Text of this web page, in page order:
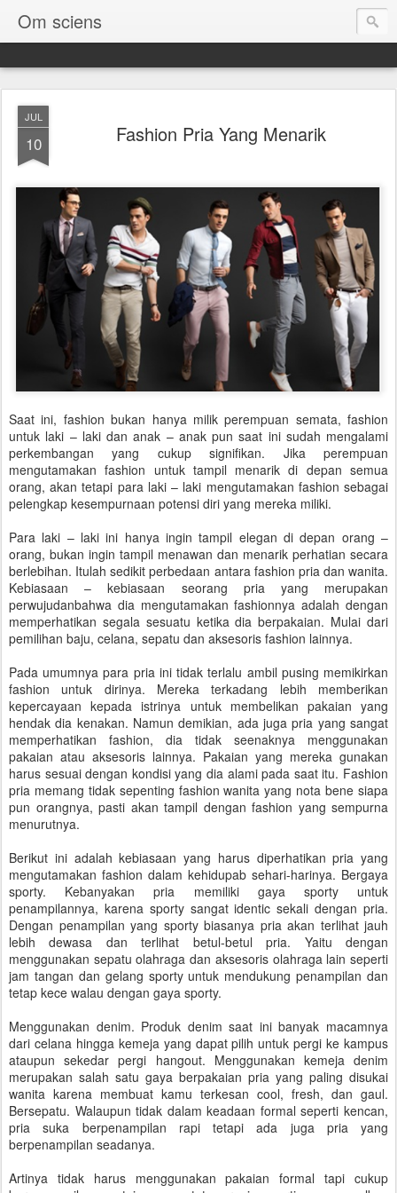
Om sciens
JUL
10 Fashion Pria Yang Menarik
Saat ini, fashion bukan hanya milik perempuan semata, fashion
untuk laki – laki dan anak – anak pun saat ini sudah mengalami
perkembangan yang cukup signifikan. Jika perempuan
mengutamakan fashion untuk tampil menarik di depan semua
orang, akan tetapi para laki – laki mengutamakan fashion sebagai
pelengkap kesempurnaan potensi diri yang mereka miliki.
Para laki – laki ini hanya ingin tampil elegan di depan orang –
orang, bukan ingin tampil menawan dan menarik perhatian secara
berlebihan. Itulah sedikit perbedaan antara fashion pria dan wanita.
Kebiasaan – kebiasaan seorang pria yang merupakan
perwujudanbahwa dia mengutamakan fashionnya adalah dengan
memperhatikan segala sesuatu ketika dia berpakaian. Mulai dari
pemilihan baju, celana, sepatu dan aksesoris fashion lainnya.
Pada umumnya para pria ini tidak terlalu ambil pusing memikirkan
fashion untuk dirinya. Mereka terkadang lebih memberikan
kepercayaan kepada istrinya untuk membelikan pakaian yang
hendak dia kenakan. Namun demikian, ada juga pria yang sangat
memperhatikan fashion, dia tidak seenaknya menggunakan
pakaian atau aksesoris lainnya. Pakaian yang mereka gunakan
harus sesuai dengan kondisi yang dia alami pada saat itu. Fashion
pria memang tidak sepenting fashion wanita yang nota bene siapa
pun orangnya, pasti akan tampil dengan fashion yang sempurna
menurutnya.
Berikut ini adalah kebiasaan yang harus diperhatikan pria yang
mengutamakan fashion dalam kehidupab sehari-harinya. Bergaya
sporty. Kebanyakan pria memiliki gaya sporty untuk
penampilannya, karena sporty sangat identic sekali dengan pria.
Dengan penampilan yang sporty biasanya pria akan terlihat jauh
lebih dewasa dan terlihat betul-betul pria. Yaitu dengan
menggunakan sepatu olahraga dan aksesoris olahraga lain seperti
jam tangan dan gelang sporty untuk mendukung penampilan dan
tetap kece walau dengan gaya sporty.
Menggunakan denim. Produk denim saat ini banyak macamnya
dari celana hingga kemeja yang dapat pilih untuk pergi ke kampus
ataupun sekedar pergi hangout. Menggunakan kemeja denim
merupakan salah satu gaya berpakaian pria yang paling disukai
wanita karena membuat kamu terkesan cool, fresh, dan gaul.
Bersepatu. Walaupun tidak dalam keadaan formal seperti kencan,
pria suka berpenampilan rapi tetapi ada juga pria yang
berpenampilan seadanya.
Artinya tidak harus menggunakan pakaian formal tapi cukup